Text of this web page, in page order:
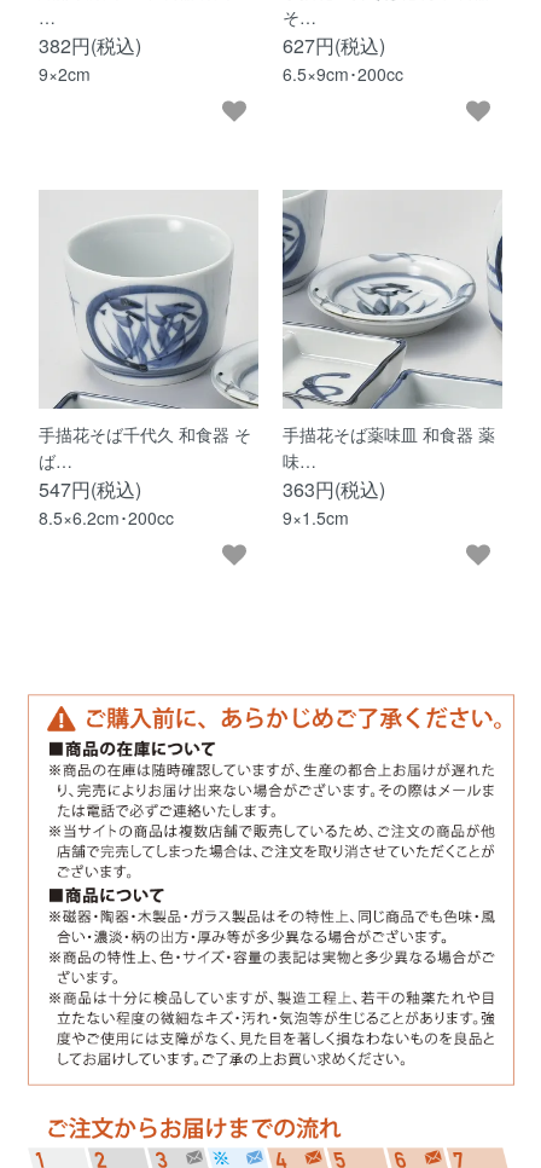
…
382円(税込)
9×2cm
そ…
627円(税込)
6.5×9cm･200cc
手描花そば千代久 和食器 そ
ば…
547円(税込)
8.5×6.2cm･200cc
手描花そば薬味皿 和食器 薬
味…
363円(税込)
9×1.5cm